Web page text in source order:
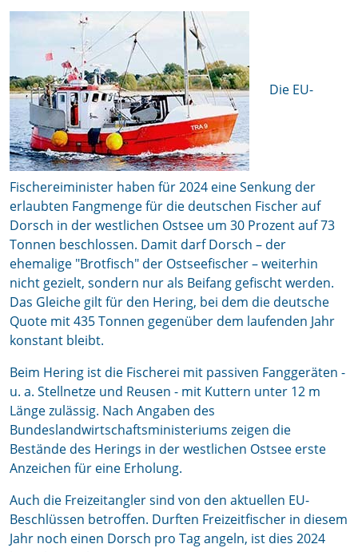
Die EU-
Fischereiminister haben für 2024 eine Senkung der
erlaubten Fangmenge für die deutschen Fischer auf
Dorsch in der westlichen Ostsee um 30 Prozent auf 73
Tonnen beschlossen. Damit darf Dorsch – der
ehemalige "Brotfisch" der Ostseefischer – weiterhin
nicht gezielt, sondern nur als Beifang gefischt werden.
Das Gleiche gilt für den Hering, bei dem die deutsche
Quote mit 435 Tonnen gegenüber dem laufenden Jahr
konstant bleibt.
Beim Hering ist die Fischerei mit passiven Fanggeräten -
u. a. Stellnetze und Reusen - mit Kuttern unter 12 m
Länge zulässig. Nach Angaben des
Bundeslandwirtschaftsministeriums zeigen die
Bestände des Herings in der westlichen Ostsee erste
Anzeichen für eine Erholung.
Auch die Freizeitangler sind von den aktuellen EU-
Beschlüssen betroffen. Durften Freizeitfischer in diesem
Jahr noch einen Dorsch pro Tag angeln, ist dies 2024